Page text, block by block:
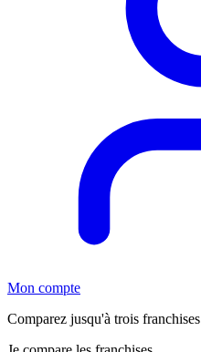
Mon compte
Comparez jusqu'à trois franchises